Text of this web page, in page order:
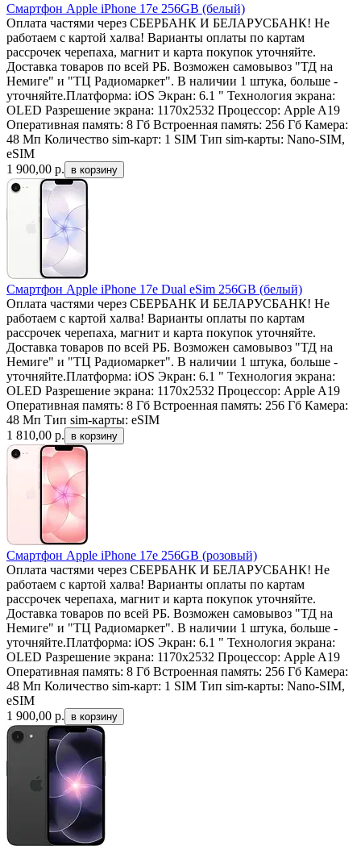
Смартфон Apple iPhone 17e 256GB (белый)
Оплата частями через СБЕРБАНК И БЕЛАРУСБАНК! Не
работаем с картой халва! Варианты оплаты по картам
рассрочек черепаха, магнит и карта покупок уточняйте.
Доставка товаров по всей РБ. Возможен самовывоз "ТД на
Немиге" и "ТЦ Радиомаркет". В наличии 1 штука, больше -
уточняйте.Платформа: iOS Экран: 6.1 " Технология экрана:
OLED Разрешение экрана: 1170x2532 Процессор: Apple A19
Оперативная память: 8 Гб Встроенная память: 256 Гб Камера:
48 Мп Количество sim-карт: 1 SIM Тип sim-карты: Nano-SIM,
eSIM
1 900,00 р.
Смартфон Apple iPhone 17e Dual eSim 256GB (белый)
Оплата частями через СБЕРБАНК И БЕЛАРУСБАНК! Не
работаем с картой халва! Варианты оплаты по картам
рассрочек черепаха, магнит и карта покупок уточняйте.
Доставка товаров по всей РБ. Возможен самовывоз "ТД на
Немиге" и "ТЦ Радиомаркет". В наличии 1 штука, больше -
уточняйте.Платформа: iOS Экран: 6.1 " Технология экрана:
OLED Разрешение экрана: 1170x2532 Процессор: Apple A19
Оперативная память: 8 Гб Встроенная память: 256 Гб Камера:
48 Мп Тип sim-карты: eSIM
1 810,00 р.
Смартфон Apple iPhone 17e 256GB (розовый)
Оплата частями через СБЕРБАНК И БЕЛАРУСБАНК! Не
работаем с картой халва! Варианты оплаты по картам
рассрочек черепаха, магнит и карта покупок уточняйте.
Доставка товаров по всей РБ. Возможен самовывоз "ТД на
Немиге" и "ТЦ Радиомаркет". В наличии 1 штука, больше -
уточняйте.Платформа: iOS Экран: 6.1 " Технология экрана:
OLED Разрешение экрана: 1170x2532 Процессор: Apple A19
Оперативная память: 8 Гб Встроенная память: 256 Гб Камера:
48 Мп Количество sim-карт: 1 SIM Тип sim-карты: Nano-SIM,
eSIM
1 900,00 р.